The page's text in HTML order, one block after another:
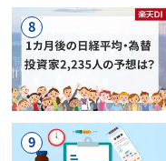
8
9